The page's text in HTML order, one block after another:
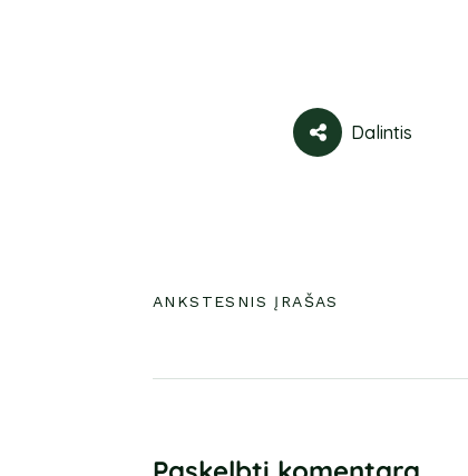
Dalintis
ANKSTESNIS ĮRAŠAS